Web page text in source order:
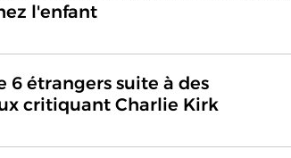
l'enfant
6 étrangers suite à des
critiquant Charlie Kirk